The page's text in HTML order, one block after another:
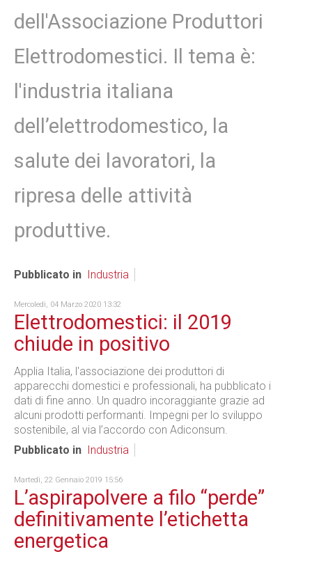
dell'Associazione Produttori
Elettrodomestici. Il tema è:
l'industria italiana
dell’elettrodomestico, la
salute dei lavoratori, la
ripresa delle attività
produttive.
Pubblicato in Industria
Mercoledì, 04 Marzo 2020 13:32
Elettrodomestici: il 2019
chiude in positivo
Applia Italia, l'associazione dei produttori di
apparecchi domestici e professionali, ha pubblicato i
dati di fine anno. Un quadro incoraggiante grazie ad
alcuni prodotti performanti. Impegni per lo sviluppo
sostenibile, al via l’accordo con Adiconsum.
Pubblicato in
Industria
Martedì, 22 Gennaio 2019 15:56
L’aspirapolvere a filo “perde”
definitivamente l’etichetta
energetica